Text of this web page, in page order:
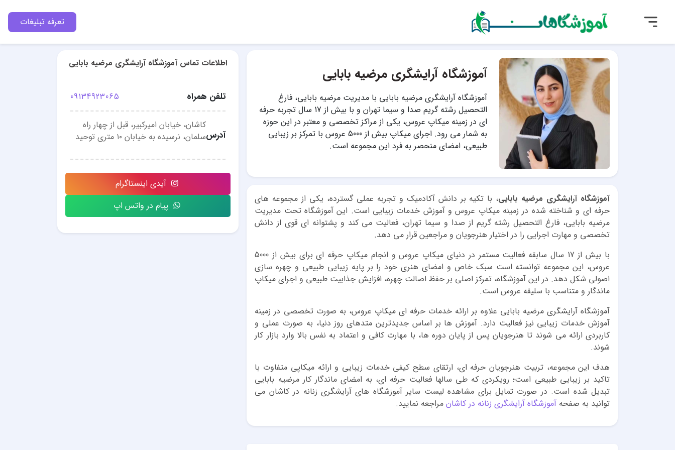
تعرفه تبلیغات
آموزشگاه آرایشگری مرضیه بابایی
آموزشگاه آرایشگری مرضیه بابایی با مدیریت مرضیه بابایی، فارغ
التحصیل رشته گریم صدا و سیما تهران و با بیش از 17 سال تجربه حرفه
ای در زمینه میکاپ عروس، یکی از مراکز تخصصی و معتبر در این حوزه
به شمار می رود. اجرای میکاپ بیش از 5000 عروس با تمرکز بر زیبایی
طبیعی، امضای منحصر به فرد این مجموعه است.
آموزشگاه آرایشگری مرضیه بابایی، با تکیه بر دانش آکادمیک و تجربه عملی گسترده، یکی از مجموعه های
حرفه ای و شناخته شده در زمینه میکاپ عروس و آموزش خدمات زیبایی است. این آموزشگاه تحت مدیریت
مرضیه بابایی، فارغ التحصیل رشته گریم از صدا و سیما تهران، فعالیت می کند و پشتوانه ای قوی از دانش
تخصصی و مهارت اجرایی را در اختیار هنرجویان و مراجعین قرار می دهد.
با بیش از 17 سال سابقه فعالیت مستمر در دنیای میکاپ عروس و انجام میکاپ حرفه ای برای بیش از 5000
عروس، این مجموعه توانسته است سبک خاص و امضای هنری خود را بر پایه زیبایی طبیعی و چهره سازی
اصولی شکل دهد. در این آموزشگاه، تمرکز اصلی بر حفظ اصالت چهره، افزایش جذابیت طبیعی و اجرای میکاپ
ماندگار و متناسب با سلیقه عروس است.
آموزشگاه آرایشگری مرضیه بابایی علاوه بر ارائه خدمات حرفه ای میکاپ عروس، به صورت تخصصی در زمینه
آموزش خدمات زیبایی نیز فعالیت دارد. آموزش ها بر اساس جدیدترین متدهای روز دنیا، به صورت عملی و
کاربردی ارائه می شوند تا هنرجویان پس از پایان دوره ها، با مهارت کافی و اعتماد به نفس بالا وارد بازار کار
شوند.
هدف این مجموعه، تربیت هنرجویان حرفه ای، ارتقای سطح کیفی خدمات زیبایی و ارائه میکاپی متفاوت با
تاکید بر زیبایی طبیعی است؛ رویکردی که طی سالها فعالیت حرفه ای، به امضای ماندگار کار مرضیه بابایی
تبدیل شده است. در صورت تمایل برای مشاهده لیست سایر آموزشگاه های آرایشگری زنانه در کاشان می
توانید به صفحه آموزشگاه آرایشگری زنانه در کاشان مراجعه نمایید.
اطلاعات تماس آموزشگاه آرایشگری مرضیه بابایی
تلفن همراه 09134923065
آدرس
کاشان، خیابان امیرکبیر، قبل از چهار راه
سلمان، نرسیده به خیابان ۱۰ متری توحید
آیدی اینستاگرام
پیام در واتس اپ